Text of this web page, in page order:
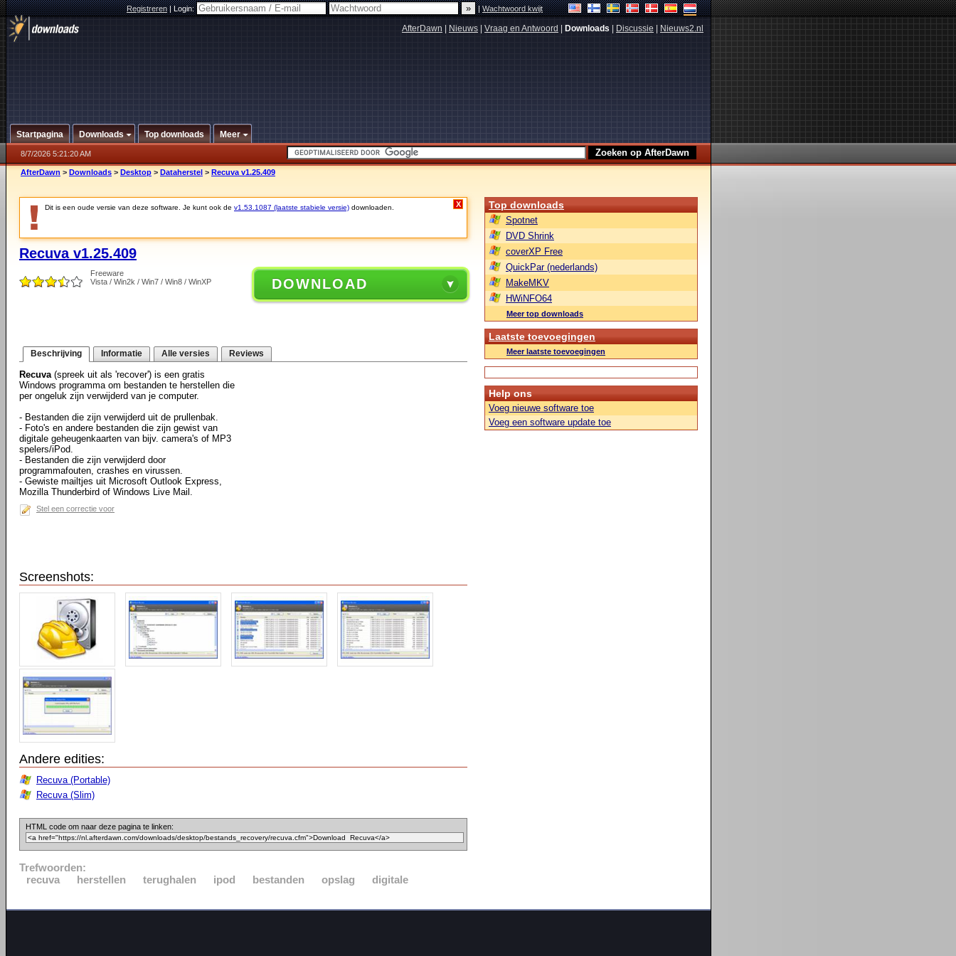
Registreren|Login: |Wachtwoord kwijt
AfterDawn Nieuws Vraag en Antwoord Downloads Discussie Nieuws2.nl
Startpagina Downloads Top downloads Meer
8/7/2026 5:21:20 AM
AfterDawn > Downloads > Desktop > Dataherstel > Recuva v1.25.409
Dit is een oude versie van deze software. Je kunt ook de v1.53.1087 (laatste stabiele versie) downloaden. X
Recuva v1.25.409
Freeware
Vista / Win2k / Win7 / Win8 / WinXP
DOWNLOAD
Beschrijving Informatie Alle versies Reviews
Recuva(spreek uit als 'recover') is een gratis
Windows programma om bestanden te herstellen die
per ongeluk zijn verwijderd van je computer.
- Bestanden die zijn verwijderd uit de prullenbak.
- Foto's en andere bestanden die zijn gewist van
digitale geheugenkaarten van bijv. camera's of MP3
spelers/iPod.
- Bestanden die zijn verwijderd door
programmafouten, crashes en virussen.
- Gewiste mailtjes uit Microsoft Outlook Express,
Mozilla Thunderbird of Windows Live Mail.
Stel een correctie voor
Screenshots:
Andere edities:
Recuva (Portable)
Recuva (Slim)
HTML code om naar deze pagina te linken:
Trefwoorden:
recuva
herstellen terughalen ipod bestanden opslag digitale
Top downloads
Spotnet
DVD Shrink
coverXP Free
QuickPar (nederlands)
MakeMKV
HWiNFO64
Meer top downloads
Laatste toevoegingen
Meer laatste toevoegingen
Help ons
Voeg nieuwe software toe
Voeg een software update toe